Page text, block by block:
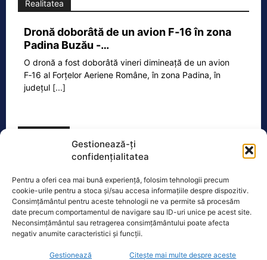
Gestionează-ți
confidențialitatea
Pentru a oferi cea mai bună experiență, folosim tehnologii precum
cookie-urile pentru a stoca și/sau accesa informațiile despre dispozitiv.
Consimțământul pentru aceste tehnologii ne va permite să procesăm
date precum comportamentul de navigare sau ID-uri unice pe acest site.
Neconsimțământul sau retragerea consimțământului poate afecta
negativ anumite caracteristici și funcții.
Gestionează
Citește mai multe despre aceste
Realitatea
Dronă doborâtă de un avion F‑16 în zona
Padina Buzău -…
O dronă a fost doborâtă vineri dimineață de un avion
F‑16 al Forțelor Aeriene Române, în zona Padina, în
județul [...]
Cristoiu: Bolojan, Fritz, Kelemen au tot
interesul să blocheze formarea unui…
Ion Cristoiu a lansat, miercuri seară, în
direct la Realitatea PLUS, un atac dur
la adresa lui Ilie Bolojan și[...]